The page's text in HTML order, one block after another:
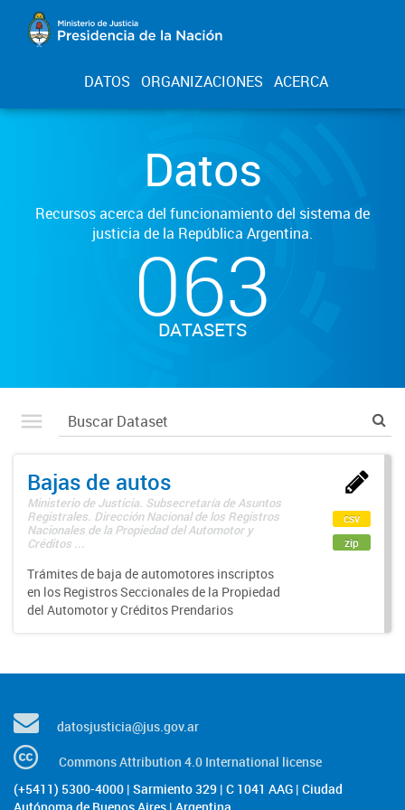
DATOS ORGANIZACIONES ACERCA
Datos
Recursos acerca del funcionamiento del sistema de
justicia de la República Argentina.
063
DATASETS
Bajas de autos
Ministerio de Justicia. Subsecretaría de Asuntos
Registrales. Dirección Nacional de los Registros
Nacionales de la Propiedad del Automotor y
Créditos ...
Trámites de baja de automotores inscriptos
en los Registros Seccionales de la Propiedad
del Automotor y Créditos Prendarios
csv
zip
datosjusticia@jus.gov.ar
Commons Attribution 4.0 International license
(+5411) 5300-4000 | Sarmiento 329 | C 1041 AAG | Ciudad